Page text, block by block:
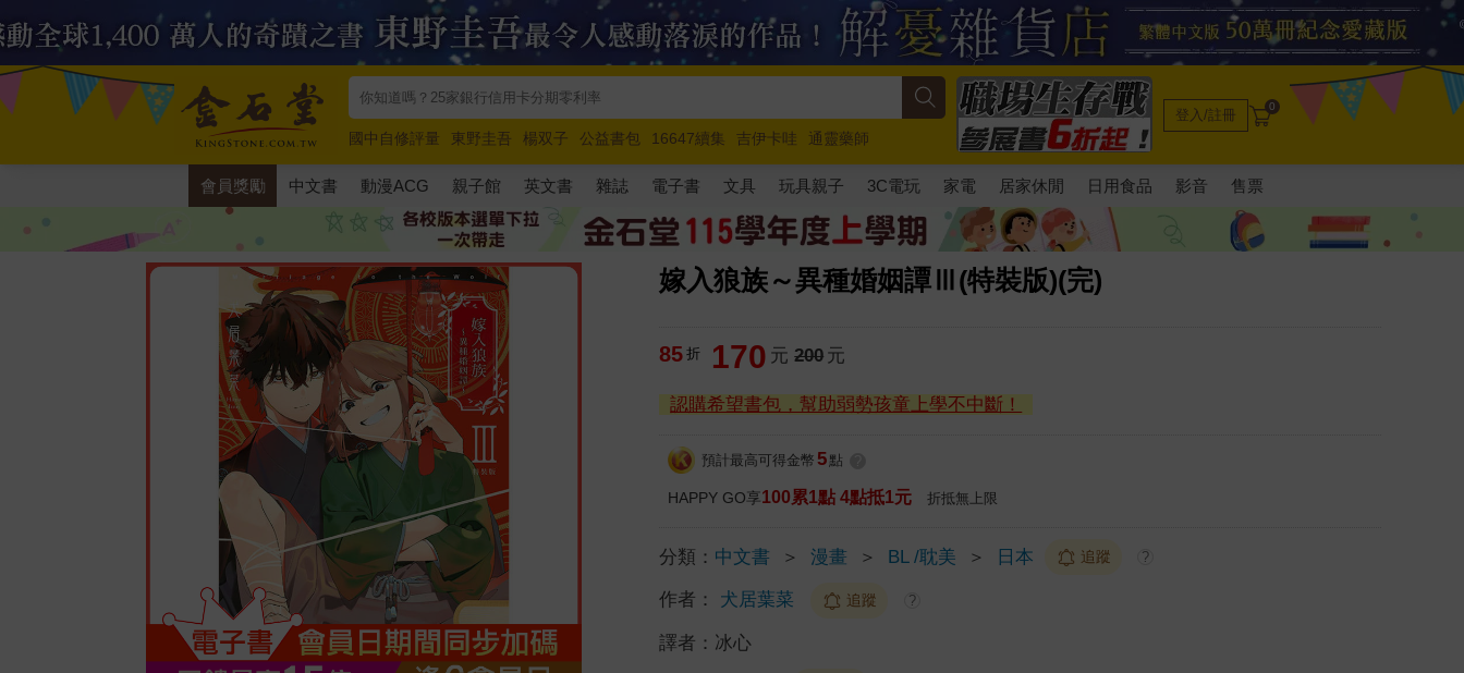
國中自修評量 東野圭吾 楊双子 公益書包 16647續集 吉伊卡哇
通靈藥師
唯紅花綻放
奧德賽 路邊攤新作 馬斯克 玩具總動員5 超慢跑
登入/註冊 0
會員獎勵 中文書 動漫ACG 親子館 英文書 雜誌 電子書 文具 玩具親子 3C電玩 家電 居家休閒 日用食品 影音 售票
嫁入狼族～異種婚姻譚Ⅲ(特裝版)(完)
85 折 170 元 200 元
認購希望書包，幫助弱勢孩童上學不中斷！
預計最高可得金幣 5 點
HAPPY GO享100累1點 4點抵1元 折抵無上限
分類： 中文書 ＞ 漫畫 ＞ BL /耽美 ＞ 日本 追蹤 ?
作者： 犬居葉菜 追蹤 ?
譯者： 冰心